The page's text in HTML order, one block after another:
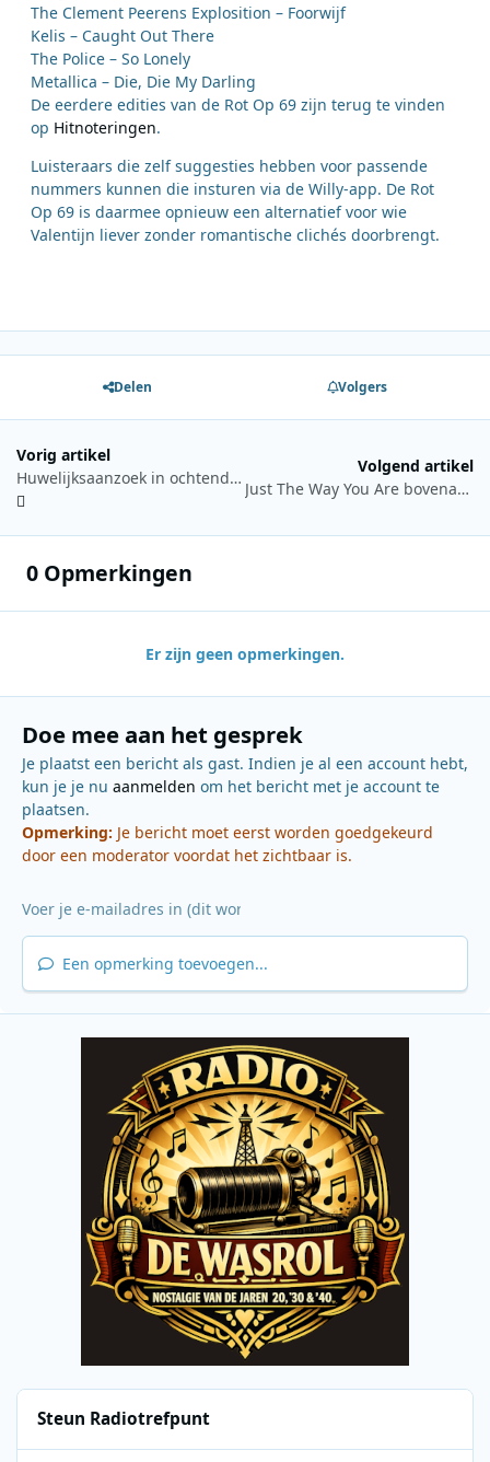
The Clement Peerens Explosition – Foorwijf
Kelis – Caught Out There
The Police – So Lonely
Metallica – Die, Die My Darling
De eerdere edities van de Rot Op 69 zijn terug te vinden
op Hitnoteringen.
Luisteraars die zelf suggesties hebben voor passende
nummers kunnen die insturen via de Willy-app. De Rot
Op 69 is daarmee opnieuw een alternatief voor wie
Valentijn liever zonder romantische clichés doorbrengt.
Delen Volgers
Vorig artikel
Huwelijksaanzoek in ochtendshow voltooit deelnemerslijst Trouwmarathon
Volgend artikel
Just The Way You Are bovenaan Valentijn Top 50 van Sky Radio
0 Opmerkingen
Er zijn geen opmerkingen.
Doe mee aan het gesprek
Je plaatst een bericht als gast. Indien je al een account hebt,
kun je je nu aanmelden om het bericht met je account te
plaatsen.
Opmerking: Je bericht moet eerst worden goedgekeurd
door een moderator voordat het zichtbaar is.
Een opmerking toevoegen...
Steun Radiotrefpunt